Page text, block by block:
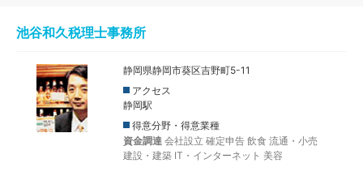
池谷和久税理士事務所
静岡県静岡市葵区吉野町5-11
アクセス
静岡駅
得意分野・得意業種
資金調達 会社設立 確定申告 飲食 流通・小売
建設・建築 IT・インターネット 美容